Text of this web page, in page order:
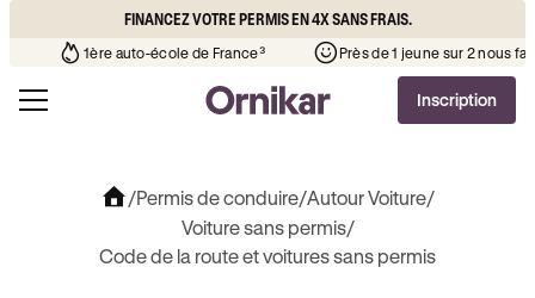
FINANCEZ VOTRE PERMIS EN 4X SANS FRAIS.
l’auto-école de votre quartier¹ 1ère auto-école de France³
Inscription
/Permis de conduire/Autour Voiture/
Voiture sans permis/
Code de la route et voitures sans permis